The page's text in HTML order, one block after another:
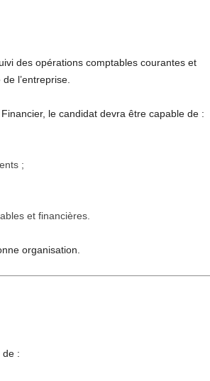
des opérations comptables courantes et
l’entreprise.
le candidat devra être capable de :
;
et financières.
organisation.
de :